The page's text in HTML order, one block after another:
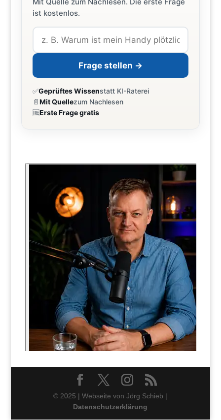
ist kostenlos.
Frage stellen →
✅Geprüftes Wissenstatt KI-Raterei
📄Mit Quellezum Nachlesen
🆓Erste Frage gratis
© 2025 | Webseite von Jörg Schieb |
Datenschutzerklärung